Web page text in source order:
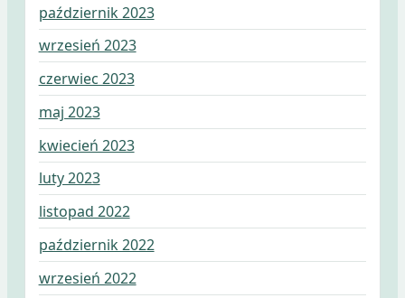
październik 2023
wrzesień 2023
czerwiec 2023
maj 2023
kwiecień 2023
luty 2023
listopad 2022
październik 2022
wrzesień 2022